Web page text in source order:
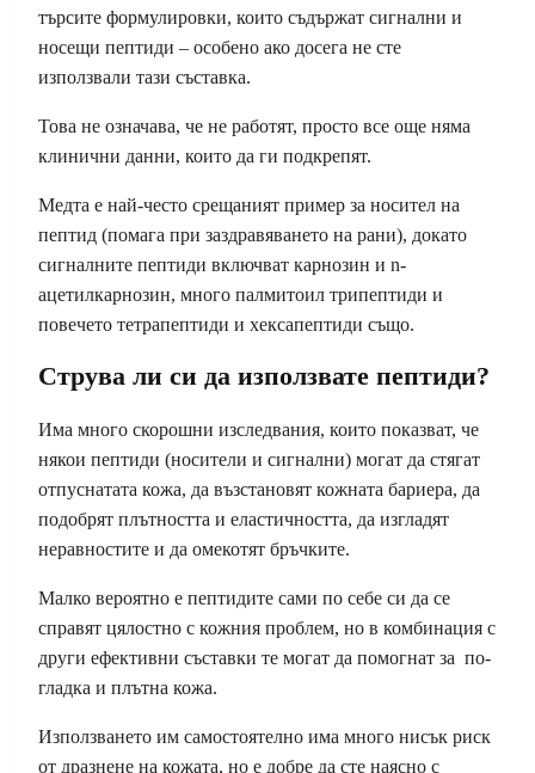
търсите формулировки, които съдържат сигнални и
носещи пептиди – особено ако досега не сте
използвали тази съставка.
Това не означава, че не работят, просто все още няма
клинични данни, които да ги подкрепят.
Медта е най-често срещаният пример за носител на
пептид (помага при заздравяването на рани), докато
сигналните пептиди включват карнозин и n-
ацетилкарнозин, много палмитоил трипептиди и
повечето тетрапептиди и хексапептиди също.
Струва ли си да използвате пептиди?
Има много скорошни изследвания, които показват, че
някои пептиди (носители и сигнални) могат да стягат
отпуснатата кожа, да възстановят кожната бариера, да
подобрят плътността и еластичността, да изгладят
неравностите и да омекотят бръчките.
Малко вероятно е пептидите сами по себе си да се
справят цялостно с кожния проблем, но в комбинация с
други ефективни съставки те могат да помогнат за по-
гладка и плътна кожа.
Използването им самостоятелно има много нисък риск
от дразнене на кожата, но е добре да сте наясно с